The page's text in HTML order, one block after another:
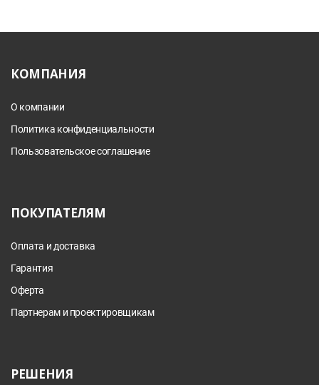
КОМПАНИЯ
О компании
Политика конфиденциальности
Пользовательское соглашение
ПОКУПАТЕЛЯМ
Оплата и доставка
Гарантия
Оферта
Партнерам и проектировщикам
РЕШЕНИЯ